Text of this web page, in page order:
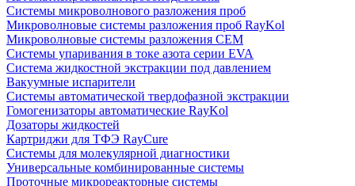
Системы микроволнового разложения проб
Микроволновые системы разложения проб RayKol
Микроволновые системы разложения CEM
Системы упаривания в токе азота серии EVA
Система жидкостной экстракции под давлением
Вакуумные испарители
Системы автоматической твердофазной экстракции
Гомогенизаторы автоматические RayKol
Дозаторы жидкостей
Картриджи для ТФЭ RayCure
Системы для молекулярной диагностики
Универсальные комбинированные системы
Проточные микрореакторные системы